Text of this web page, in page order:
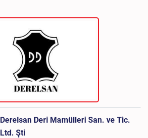
Derelsan Deri Mamülleri San. ve Tic.
Ltd. Şti